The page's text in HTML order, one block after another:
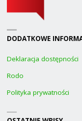
DODATKOWE
Deklaracja dostępności
Rodo
Polityka prywatności